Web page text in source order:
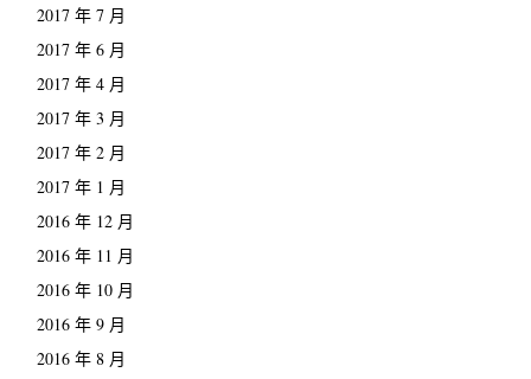
2017 年 7 月
2017 年 6 月
2017 年 4 月
2017 年 3 月
2017 年 2 月
2017 年 1 月
2016 年 12 月
2016 年 11 月
2016 年 10 月
2016 年 9 月
2016 年 8 月